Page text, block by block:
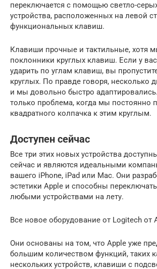
переключается с помощью светло-
устройства, расположенных на левой
функциональных клавиш.
Клавиши прочные и тактильные, хотя
поклонники круглых клавиш. Если у
ударить по углам клавиш, вы
круглых. По правде говоря, несколько
и мы довольно быстро
только проблема, когда мы постоянно
квадратного колпачка к этим круглым.
Доступен сейчас
Все три этих новых устройства
сейчас и являются идеальными
вашего iPhone, iPad или Mac. Они
эстетики Apple и способны
любыми устройствами на лету.
Все новое оборудование от Logitech от
Они основаны на том, что Apple уже
большим количеством функций, таких
нескольких устройств, клавиши с